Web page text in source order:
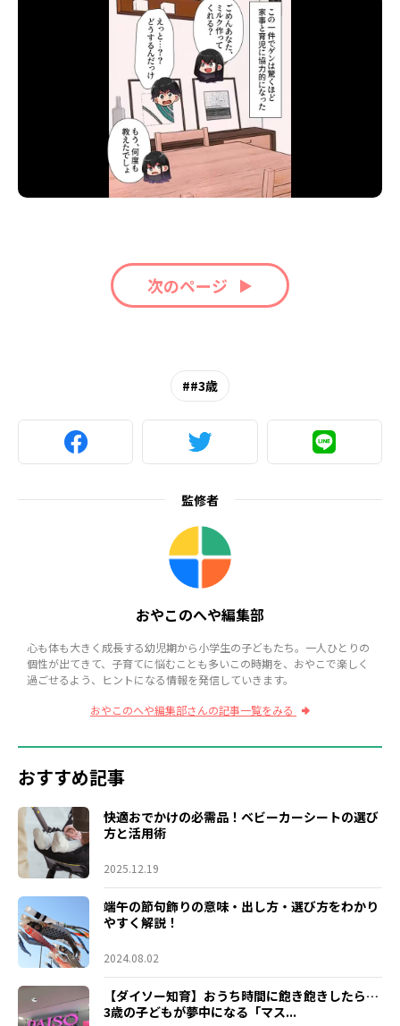
次のページ
#3歳
監修者
おやこのへや編集部
心も体も大きく成長する幼児期から小学生の子どもたち。一人ひとりの
個性が出てきて、子育てに悩むことも多いこの時期を、おやこで楽しく
過ごせるよう、ヒントになる情報を発信していきます。
おやこのへや編集部さんの記事一覧をみる
おすすめ記事
快適おでかけの必需品！ベビーカーシートの選び
方と活用術
2025.12.19
端午の節句飾りの意味・出し方・選び方をわかり
やすく解説！
2024.08.02
【ダイソー知育】おうち時間に飽き飽きしたら…
3歳の子どもが夢中になる「マス...